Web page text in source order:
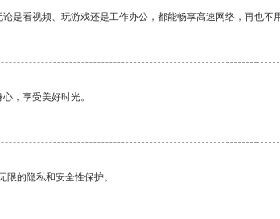
是看视频、玩游戏还是工作办公，都能畅享高速网络，再也不
，享受美好时光。
的隐私和安全性保护。